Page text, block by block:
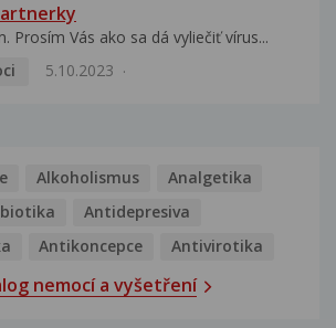
Prosím Vás ako sa dá vyliečiť vírus...
5.10.2023
Alkoholismus
Analgetika
Antidepresiva
Antikoncepce Antivirotika
nemocí a vyšetření